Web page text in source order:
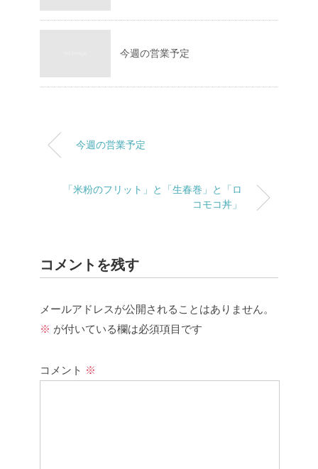
今週の営業予定
今週の営業予定
「米粉のフリット」と「生春巻」と「ロ
コモコ丼」
コメントを残す
メールアドレスが公開されることはありません。
※ が付いている欄は必須項目です
コメント ※